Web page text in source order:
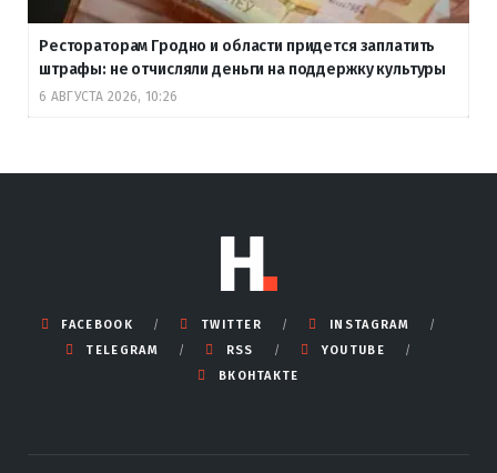
Рестораторам Гродно и области придется заплатить
штрафы: не отчисляли деньги на поддержку культуры
6 АВГУСТА 2026, 10:26
FACEBOOK TWITTER
INSTAGRAM
TELEGRAM
RSS
YOUTUBE
ВКОНТАКТЕ